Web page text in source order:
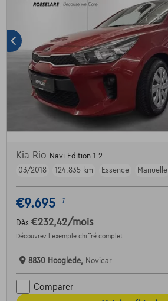
Kia Rio Navi Edition 1.2
03/2018
124.835 km Essence Manuelle
€9.695 1
Dès €232,42/mois
Découvrez l’exemple chiffré complet
8830 Hooglede, Novicar
Comparer